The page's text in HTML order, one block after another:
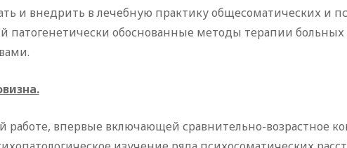
и внедрить в лечебную практику общесоматических и
патогенетически обоснованные методы терапии
работе, впервые включающей сравнительно-возрастное